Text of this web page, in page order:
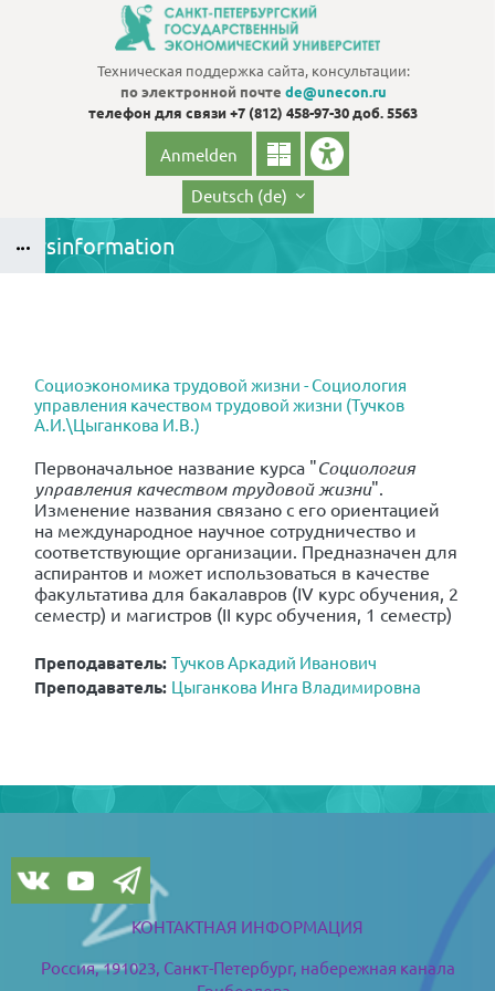
Zum Hauptinhalt
Техническая поддержка сайта, консультации:
по электронной почте de@unecon.ru
телефон для связи+7 (812) 458-97-30 доб. 5563
Anmelden
Deutsch ‎(de)‎
Kursinformation
Социоэкономика трудовой жизни - Социология
управления качеством трудовой жизни (Тучков
А.И.\Цыганкова И.В.)
Первоначальное название курса "Социология
управления качеством трудовой жизни"
Изменение названия связано с его ориентацией
на международное научное сотрудничество и
соответствующие организации. Предназначен для
аспирантов и может использоваться в качестве
факультатива для бакалавров (IV курс обучения, 2
семестр) и магистров (II курс обучения, 1 семестр)
Преподаватель: Тучков Аркадий Иванович
Преподаватель: Цыганкова Инга Владимировна
Blöcke
КОНТАКТНАЯ ИНФОРМАЦИЯ
Россия, 191023, Санкт-Петербург, набережная канала